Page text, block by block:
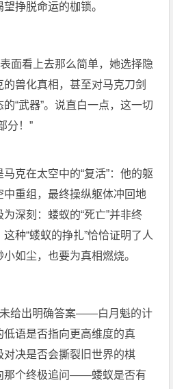
挣脱命运的枷锁。
面看上去那么简单，她选择隐
兽化真相，甚至对马克刀剑
“武器”。说直白一点，这一切
分！”
克在太空中的“复活”：他的躯
重组，最终操纵躯体冲回地
深刻：蝼蚁的“死亡”并非终
种“蝼蚁的挣扎”恰恰证明了人
如尘，也要为真相燃烧。
未给出明确答案——白月魁的计
语是否指向更高维度的真
决是否会撕裂旧世界的棋
那个终极追问——蝼蚁是否有